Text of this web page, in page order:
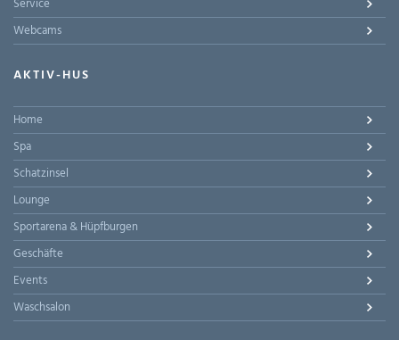
Service
Webcams
AKTIV-HUS
Home
Spa
Schatzinsel
Lounge
Sportarena & Hüpfburgen
Geschäfte
Events
Waschsalon